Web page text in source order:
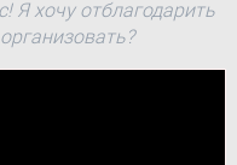
Я хочу отблагодарить